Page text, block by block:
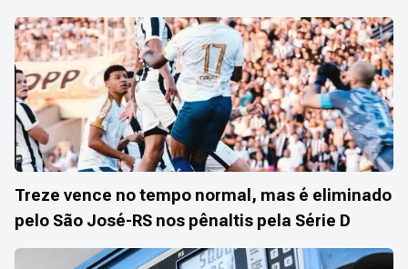
Treze vence no tempo normal, mas é eliminado
pelo São José-RS nos pênaltis pela Série D